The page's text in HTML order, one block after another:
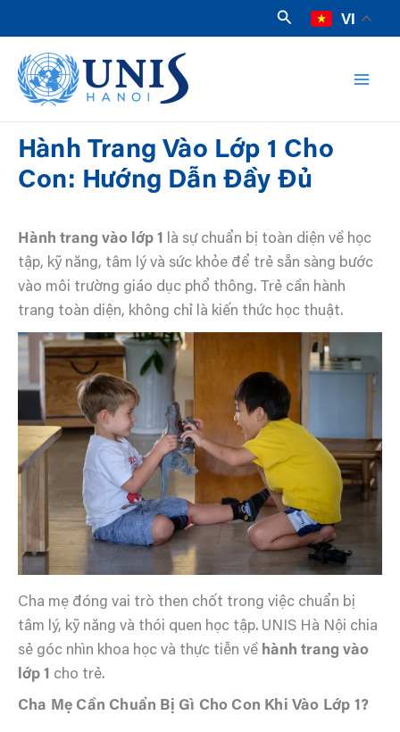
tới
nội
dung
Tìm
kiếm
VI
Hành Trang Vào Lớp 1 Cho
Con: Hướng Dẫn Đầy Đủ
Hành trang vào lớp 1 là sự chuẩn bị toàn diện về học
tập, kỹ năng, tâm lý và sức khỏe để trẻ sẵn sàng bước
vào môi trường giáo dục phổ thông. Trẻ cần hành
trang toàn diện, không chỉ là kiến thức học thuật.
Cha mẹ đóng vai trò then chốt trong việc chuẩn bị
tâm lý, kỹ năng và thói quen học tập. UNIS Hà Nội chia
sẻ góc nhìn khoa học và thực tiễn về hành trang vào
lớp 1 cho trẻ.
Cha Mẹ Cần Chuẩn Bị Gì Cho Con Khi Vào Lớp 1?